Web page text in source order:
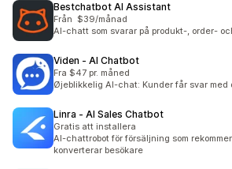
Bestchatbot AI Assistant
Från $39/månad
AI-chatt som svarar på produkt-, order-
Viden ‑ AI Chatbot
Fra $47 pr. måned
Øjeblikkelig AI-chat: Kunder får svar med
Linra ‑ AI Sales Chatbot
Gratis att installera
AI-chattrobot för försäljning som
konverterar besökare